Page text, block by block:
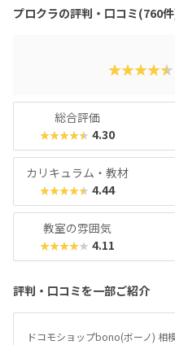
600以上の教室で展開され、
無料体験も実施中。遊びな
プロクラの評判・口コミ(760
★★★★★
総合評価
★★★★★ 4.30
カリキュラム・教材
★★★★★ 4.44
教室の雰囲気
★★★★★ 4.11
評判・口コミを一部ご紹介
ドコモショップbono(ボーノ) 相